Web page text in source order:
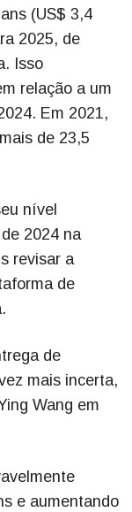
(US$ 3,4
2025, de
Isso
relação a um
Em 2021,
de 23,5
nível
2024 na
revisar a
de
de
mais incerta,
Wang em
e aumentando